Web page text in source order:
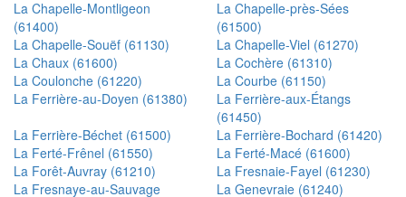
La Chapelle-Montligeon
(61400)
La Chapelle-près-Sées
(61500)
La Chapelle-Souëf (61130)
La Chapelle-Viel (61270)
La Chaux (61600)
La Cochère (61310)
La Coulonche (61220)
La Courbe (61150)
La Ferrière-au-Doyen (61380)
La Ferrière-aux-Étangs
(61450)
La Ferrière-Béchet (61500)
La Ferrière-Bochard (61420)
La Ferté-Frênel (61550)
La Ferté-Macé (61600)
La Forêt-Auvray (61210)
La Fresnaie-Fayel (61230)
La Fresnaye-au-Sauvage
La Genevraie (61240)